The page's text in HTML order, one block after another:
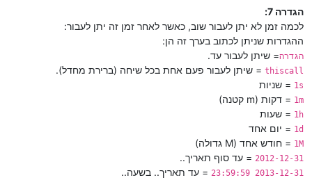
הגדרה 7:
לכמה זמן לא יתן לעבור שוב, כאשר לאחר זמן זה יתן לעבור:
ההגדרות שניתן לכתוב בערך זה הן:
הגדרה= שיתן לעבור עד.
thiscall = שיתן לעבור פעם אחת בכל שיחה (ברירת מחדל).
1s = שניות
1m = דקות (m קטנה)
1h = שעות
1d = יום אחד
1M = חודש אחד (M גדולה)
2012-12-31 = עד סוף תאריך..
2013-12-31 23:59:59 = עד תאריך.. בשעה..